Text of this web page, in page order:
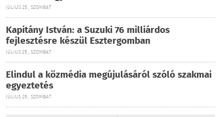
JÚLIUS 25., SZOMBAT
Kapitány István: a Suzuki 76 milliárdos
fejlesztésre készül Esztergomban
JÚLIUS 25., SZOMBAT
Elindul a közmédia megújulásáról szóló szakmai
egyeztetés
JÚLIUS 25., SZOMBAT